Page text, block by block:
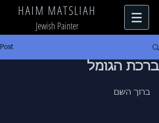
HAIM MATSLIAH
Jewish Painter
Post
ברכת הגומל
ברוך השם